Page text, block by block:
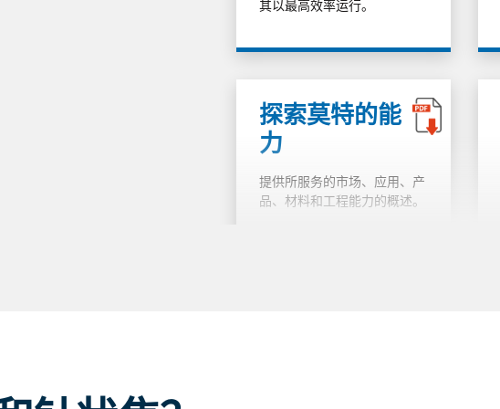
其以最高效率运行。
探索莫特的能
力
提供所服务的市场、应用、产
品、材料和工程能力的概述。